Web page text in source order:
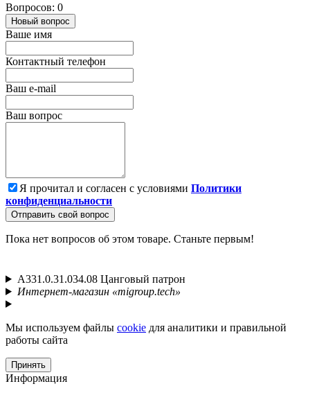
Вопросов: 0
Новый вопрос
Ваше имя
Контактный телефон
Ваш e-mail
Ваш вопрос
Я прочитал и согласен с условиями Политики
конфиденциальности
Отправить свой вопрос
Пока нет вопросов об этом товаре. Станьте первым!
A331.0.31.034.08 Цанговый патрон
Интернет-магазин «migroup.tech»
Мы используем файлы cookie для аналитики и правильной
работы сайта
Принять
Информация